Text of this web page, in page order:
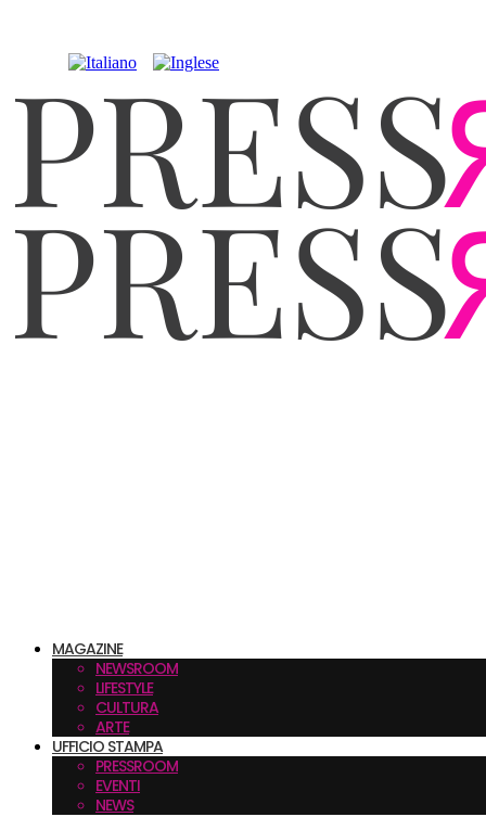
MAGAZINE
NEWSROOM
LIFESTYLE
CULTURA
ARTE
UFFICIO STAMPA
PRESSROOM
EVENTI
NEWS